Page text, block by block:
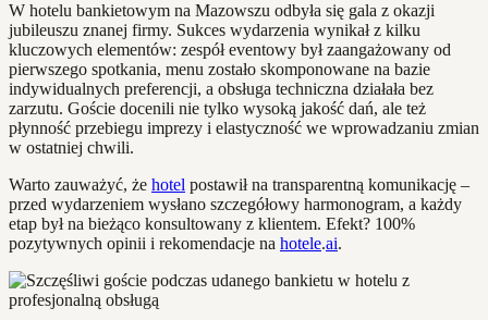
W hotelu bankietowym na Mazowszu odbyła się gala z okazji
jubileuszu znanej firmy. Sukces wydarzenia wynikał z kilku
kluczowych elementów: zespół eventowy był zaangażowany od
pierwszego spotkania, menu zostało skomponowane na bazie
indywidualnych preferencji, a obsługa techniczna działała bez
zarzutu. Goście docenili nie tylko wysoką jakość dań, ale też
płynność przebiegu imprezy i elastyczność we wprowadzaniu zmian
w ostatniej chwili.
Warto zauważyć, że hotel postawił na transparentną komunikację –
przed wydarzeniem wysłano szczegółowy harmonogram, a każdy
etap był na bieżąco konsultowany z klientem. Efekt? 100%
pozytywnych opinii i rekomendacje na hotele.ai.